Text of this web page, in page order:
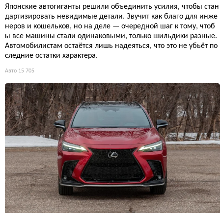
Японские автогиганты решили объединить усилия, чтобы стан
дартизировать невидимые детали. Звучит как благо для инже
неров и кошельков, но на деле — очередной шаг к тому, чтоб
ы все машины стали одинаковыми, только шильдики разные.
Автомобилистам остаётся лишь надеяться, что это не убьёт по
следние остатки характера.
Авто 15 705